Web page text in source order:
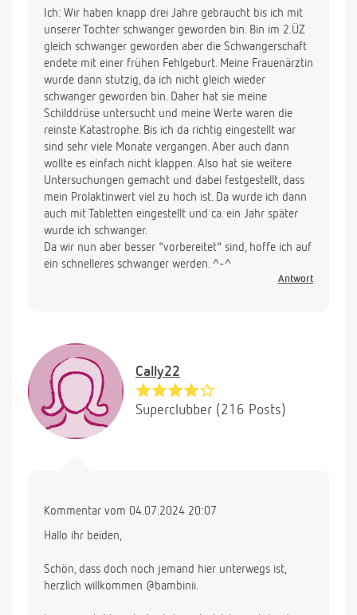
Ich: Wir haben knapp drei Jahre gebraucht bis ich mit
unserer Tochter schwanger geworden bin. Bin im 2.ÜZ
gleich schwanger geworden aber die Schwangerschaft
endete mit einer frühen Fehlgeburt. Meine Frauenärztin
wurde dann stutzig, da ich nicht gleich wieder
schwanger geworden bin. Daher hat sie meine
Schilddrüse untersucht und meine Werte waren die
reinste Katastrophe. Bis ich da richtig eingestellt war
sind sehr viele Monate vergangen. Aber auch dann
wollte es einfach nicht klappen. Also hat sie weitere
Untersuchungen gemacht und dabei festgestellt, dass
mein Prolaktinwert viel zu hoch ist. Da wurde ich dann
auch mit Tabletten eingestellt und ca. ein Jahr später
wurde ich schwanger.
Da wir nun aber besser "vorbereitet" sind, hoffe ich auf
ein schnelleres schwanger werden. ^-^
Antwort
Cally22
Superclubber (216 Posts)
Kommentar vom 04.07.2024 20:07
Hallo ihr beiden,
Schön, dass doch noch jemand hier unterwegs ist,
herzlich willkommen @bambinii.